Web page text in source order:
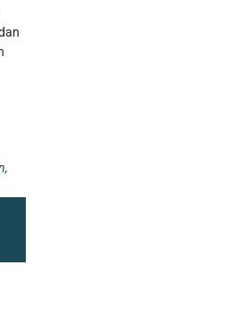
di TPA Jatiwaringin, Pemkab Tangerang
Tigaraksa
,